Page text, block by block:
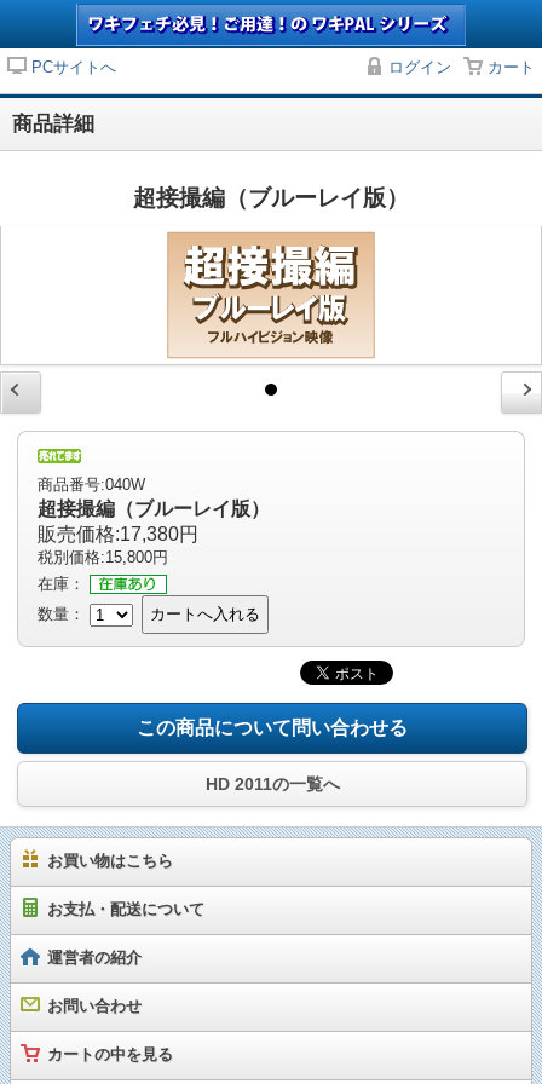
PCサイトへ ログイン カート
商品詳細
超接撮編（ブルーレイ版）
商品番号:040W
超接撮編（ブルーレイ版）
販売価格:17,380円
税別価格:15,800円
在庫：
数量：
カートへ入れる
この商品について問い合わせる
HD 2011の一覧へ
お買い物はこちら
お支払・配送について
運営者の紹介
お問い合わせ
カートの中を見る